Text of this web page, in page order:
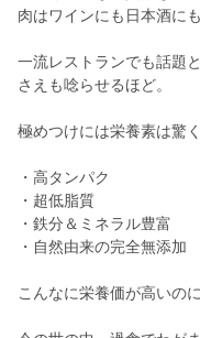
肉はワインにも日本酒に
一流レストランでも話題
さえも唸らせるほど。
極めつけには栄養素は驚
・高タンパク
・超低脂質
・鉄分＆ミネラル豊富
・自然由来の完全無添加
こんなに栄養価が高いの